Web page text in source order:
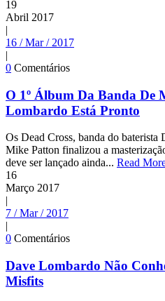
19
Abril 2017
|
16 / Mar / 2017
|
0 Comentários
O 1º Álbum Da Banda De
Lombardo Está Pronto
Os Dead Cross, banda do
Mike Patton finalizou a
deve ser lançado ainda... Read
16
Março 2017
|
7 / Mar / 2017
|
0 Comentários
Dave Lombardo Não
Misfits